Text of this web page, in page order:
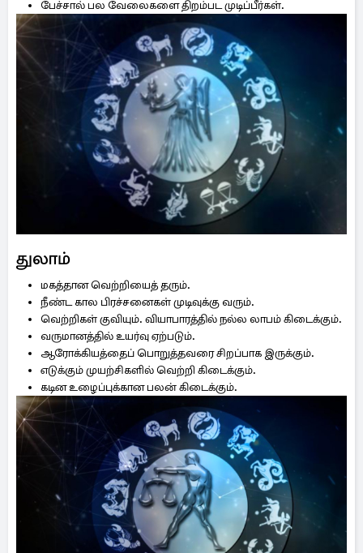
பேச்சால் பல வேலைகளை திறம்பட முடிப்பீர்கள்.
துலாம்
மகத்தான வெற்றியைத் தரும்.
நீண்ட கால பிரச்சனைகள் முடிவுக்கு வரும்.
வெற்றிகள் குவியும். வியாபாரத்தில் நல்ல லாபம் கிடைக்கும்.
வருமானத்தில் உயர்வு ஏற்படும்.
ஆரோக்கியத்தைப் பொறுத்தவரை சிறப்பாக இருக்கும்.
எடுக்கும் முயற்சிகளில் வெற்றி கிடைக்கும்.
கடின உழைப்புக்கான பலன் கிடைக்கும்.